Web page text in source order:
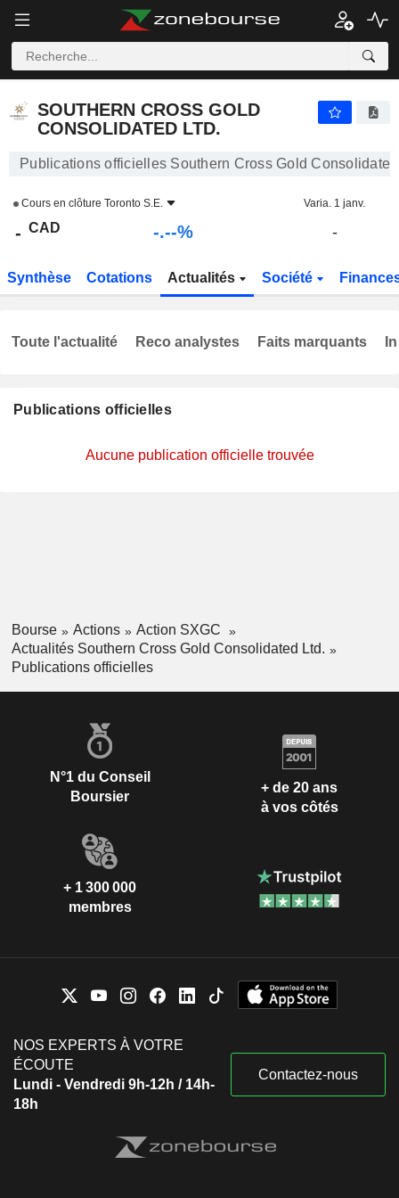
SOUTHERN CROSS GOLD CONSOLIDATED LTD. - $ -
SOUTHERN CROSS GOLD
CONSOLIDATED LTD.
Publications officielles Southern Cross Gold
Cours en clôture Toronto S.E. Varia. 1 janv.
- CAD -.--% -
Synthèse Cotations Actualités Société
Publications officielles
Aucune publication officielle trouvée
Toute l'actualité Reco analystes Faits marquants
Bourse Actions
Action SXGC
Actualités Southern Cross Gold Consolidated Ltd.
Publications officielles
N°1 du Conseil
Boursier
+ de 20 ans
à vos côtés
+ 1 300 000
membres
NOS EXPERTS À VOTRE
ÉCOUTE
Lundi - Vendredi 9h-12h / 14h-
18h
Contactez-nous